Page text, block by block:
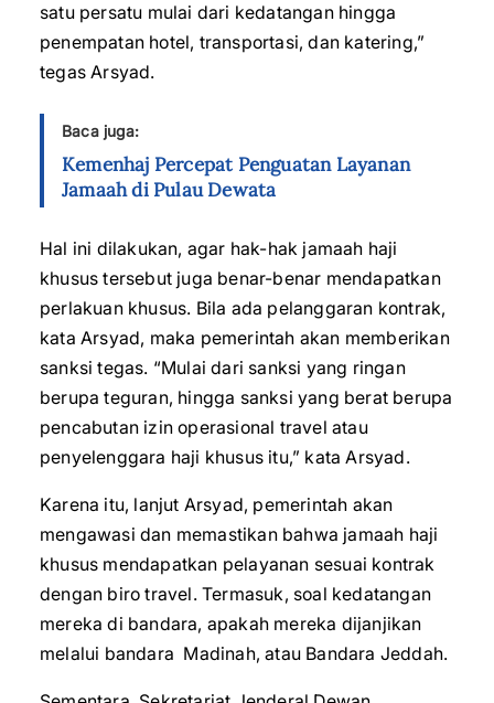
satu persatu mulai dari kedatangan hingga
penempatan hotel, transportasi, dan katering,”
tegas Arsyad.
Baca juga:
Kemenhaj Percepat Penguatan Layanan
Jamaah di Pulau Dewata
Hal ini dilakukan, agar hak-hak jamaah haji
khusus tersebut juga benar-benar mendapatkan
perlakuan khusus. Bila ada pelanggaran kontrak,
kata Arsyad, maka pemerintah akan memberikan
sanksi tegas. “Mulai dari sanksi yang ringan
berupa teguran, hingga sanksi yang berat berupa
pencabutan izin operasional travel atau
penyelenggara haji khusus itu,” kata Arsyad.
Karena itu, lanjut Arsyad, pemerintah akan
mengawasi dan memastikan bahwa jamaah haji
khusus mendapatkan pelayanan sesuai kontrak
dengan biro travel. Termasuk, soal kedatangan
mereka di bandara, apakah mereka dijanjikan
melalui bandara Madinah, atau Bandara Jeddah.